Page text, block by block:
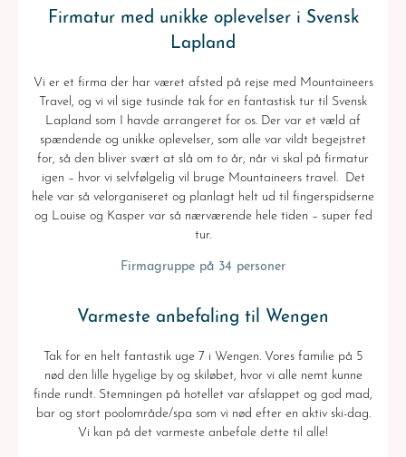
Firmatur med unikke oplevelser i Svensk
Lapland
Vi er et firma der har været afsted på rejse med Mountaineers
Travel, og vi vil sige tusinde tak for en fantastisk tur til Svensk
Lapland som I havde arrangeret for os. Der var et væld af
spændende og unikke oplevelser, som alle var vildt begejstret
for, så den bliver svært at slå om to år, når vi skal på firmatur
igen – hvor vi selvfølgelig vil bruge Mountaineers travel. Det
hele var så velorganiseret og planlagt helt ud til fingerspidserne
og Louise og Kasper var så nærværende hele tiden – super fed
tur.
Firmagruppe på 34 personer
Varmeste anbefaling til Wengen
Tak for en helt fantastik uge 7 i Wengen. Vores familie på 5
nød den lille hygelige by og skiløbet, hvor vi alle nemt kunne
finde rundt. Stemningen på hotellet var afslappet og god mad,
bar og stort poolområde/spa som vi nød efter en aktiv ski-dag.
Vi kan på det varmeste anbefale dette til alle!